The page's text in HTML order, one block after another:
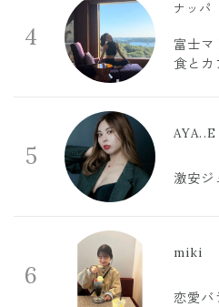
4
ナッパ
富士マ
食とカ
5
AYA..E
激安ジ
6
miki
恋愛バ